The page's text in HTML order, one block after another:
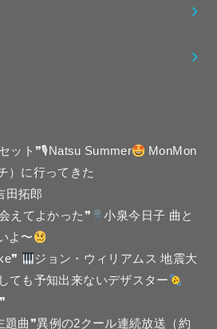
ット❞🎙Natsu Summer
MonMon
）に行ってきた
田拓郎
えてよかった❞
小泉今日子 曲と
よ〜
ジョン・ウィリアムス 地震大
ても予知出来ないデザスター
❞
題曲❞異例の2クール連続放送（約